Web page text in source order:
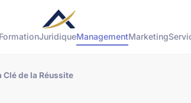
FormationJuridiqueManagementMarketing
de la Réussite